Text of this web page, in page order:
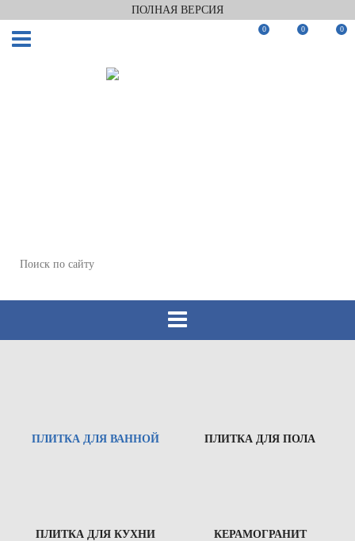
ПОЛНАЯ ВЕРСИЯ
0 0 0
ПЛИТКА ДЛЯ ВАННОЙ ПЛИТКА ДЛЯ ПОЛА
ПЛИТКА ДЛЯ КУХНИ КЕРАМОГРАНИТ